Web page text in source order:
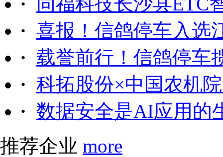
· 喜报！信鸽停车入选
· 载誉前行！信鸽停车
· 科拓股份×中国农机
· 数据安全是AI应用的
推荐企业 more